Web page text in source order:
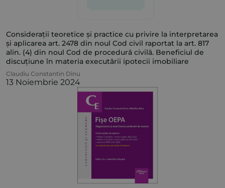
Considerații teoretice și practice cu privire la interpretarea
și aplicarea art. 2478 din noul Cod civil raportat la art. 817
alin. (4) din noul Cod de procedură civilă. Beneficiul de
discuțiune în materia executării ipotecii imobiliare
Claudiu Constantin Dinu
13 Noiembrie 2024